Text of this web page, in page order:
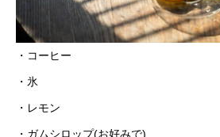
・コーヒー
・氷
・レモン
・ガムシロップ(お好みで)